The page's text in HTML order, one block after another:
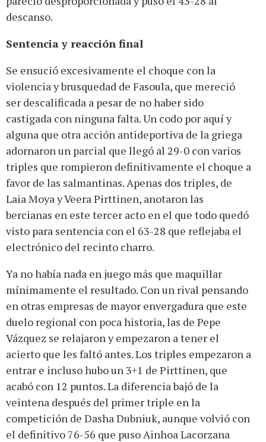
descanso.
Sentencia y reacción final
Se ensució excesivamente el choque con la
violencia y brusquedad de Fasoula, que mereció
ser descalificada a pesar de no haber sido
castigada con ninguna falta. Un codo por aquí y
alguna que otra acción antideportiva de la griega
adornaron un parcial que llegó al 29-0 con varios
triples que rompieron definitivamente el choque a
favor de las salmantinas. Apenas dos triples, de
Laia Moya y Veera Pirttinen, anotaron las
bercianas en este tercer acto en el que todo quedó
visto para sentencia con el 63-28 que reflejaba el
electrónico del recinto charro.
Ya no había nada en juego más que maquillar
mínimamente el resultado. Con un rival pensando
en otras empresas de mayor envergadura que este
duelo regional con poca historia, las de Pepe
Vázquez se relajaron y empezaron a tener el
acierto que les faltó antes. Los triples empezaron a
entrar e incluso hubo un 3+1 de Pirttinen, que
acabó con 12 puntos. La diferencia bajó de la
veintena después del primer triple en la
competición de Dasha Dubniuk, aunque volvió con
el definitivo 76-56 que puso Ainhoa Lacorzana